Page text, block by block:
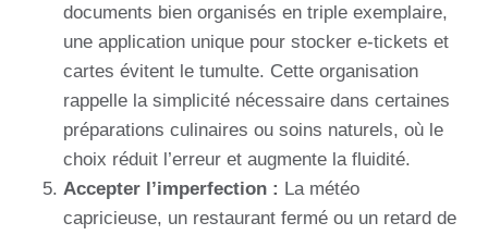
documents bien organisés en triple exemplaire,
une application unique pour stocker e-tickets et
cartes évitent le tumulte. Cette organisation
rappelle la simplicité nécessaire dans certaines
préparations culinaires ou soins naturels, où le
choix réduit l’erreur et augmente la fluidité.
Accepter l’imperfection : La météo
capricieuse, un restaurant fermé ou un retard de